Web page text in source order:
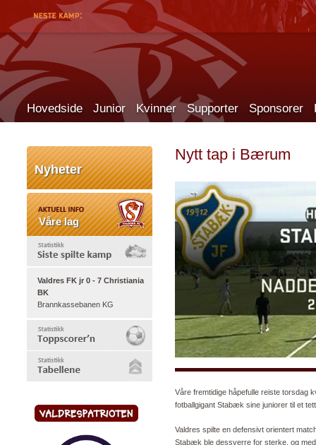
Hovedside Junior Kvinner Supporter Sponsorer
Nyheter
Våre lag
Valdres FK jr 0 - 7 Christiania
BK
Brannkassebanen KG
Nytt tap i Bærum
Våre fremtidige håpefulle reiste torsdag
fotballgigant Stabæk sine juniorer til et
Valdres spilte en defensivt orientert
Stabæk ble dessverre for sterke, og